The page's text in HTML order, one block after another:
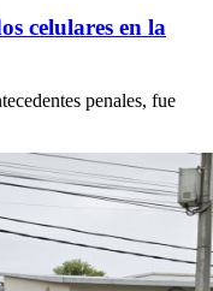
celulares en la
penales, fue